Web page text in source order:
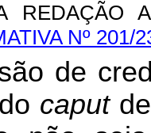
Nº 201/
de
do caput